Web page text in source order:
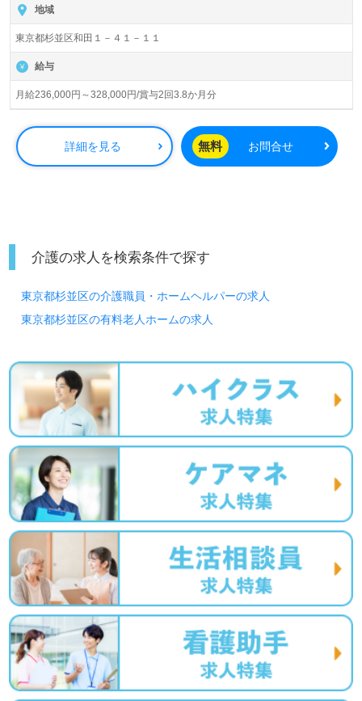
恵みの家』社会福祉法人救世軍社会事業団（本部：東京都
千代田区）様の運営です。東京都を中心に特別養護老人ホ
ーム、介護老人保健施設、通所リハビリテーション、ショ
ートステイ、訪問介護、居宅介護支援事業を展開されてい
◎ユニット型で『顔なじみ』のあたたかな雰囲気が自慢！
お一人おひとりにゆったりと寄り添える環境面がうれしい
事業所様！◎
看護助手や介護職経験のある方をお迎えします。特別養護
に寄り添った介護サポートを行いたい』『資格/経験を活か
したい、介護知識や技術力を高めたい』『安定して長く働
態や環境を変えて働きたい』等の方も大歓迎です。募集詳
細等、担当コンサルタントよりご案内します。お問い合わ
全国の求人ご紹介！医療/福祉業界の正社員/パート求人探
しは【ウィルオブ介護】＊求人情報収集、将来的検討の方
も遠慮なく＊
LINE、メール、お電話などご希望に応じてお問い合わせ/ご
相談可能です。転職相談、求人紹介、年収交渉など完全無
料サービスをご利用いただけます。＜非公開求人も取扱い
あり！＞"転職支援"のプロと一緒に転職活動！お問い合わ
せお待ちしております。
地域
東京都杉並区和田１－４１－１１
給与
月給236,000円～328,000円/賞与2回3.8か月分
詳細を見る 無料 お問合せ
介護の求人を検索条件で探す
東京都杉並区の介護職員・ホームヘルパーの求人
東京都杉並区の有料老人ホームの求人